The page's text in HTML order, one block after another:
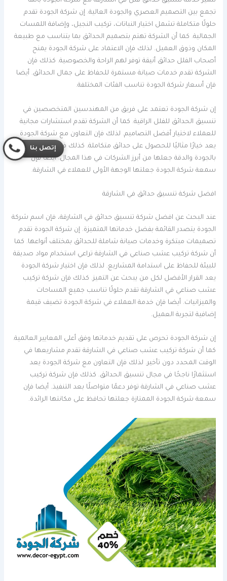
تجمع بين التصميم العصري والجودة العالية. إن شركة الجودة تقدم
حلولًا متكاملة تشمل اختيار النباتات، تركيب النجيل، وإضافة اللمسات
الجمالية. كما أن الشركة تهتم بتصميم الحدائق بما يتناسب مع طبيعة
المكان وذوق العميل. لذلك فإن الاعتماد على شركة الجودة يمنح
أصحاب الفلل حدائق أنيقة توفر لهم الراحة والخصوصية. كذلك فإن
الشركة تقدم خدمات صيانة مستمرة للحفاظ على جمال الحدائق. أيضا
فإن أسعار شركة الجودة تناسب الفئات المختلفة.
إن شركة الجودة تعتمد على فريق من المهندسين المتخصصين في
تنسيق الحدائق للفلل الراقية. كما أن الشركة تقدم استشارات مجانية
للعملاء لاختيار أفضل التصاميم. لذلك فإن التعاون مع شركة الجودة
يعد خيارًا مثاليًا للحصول على حدائق متكاملة. كذلك فإن التزام الشركة
بالجودة والدقة جعلها من أبرز الشركات في هذا المجال. أيضا فإن
سمعة شركة الجودة جعلتها الوجهة الأولى للعملاء في الشارقة.
افضل شركة تنسيق حدائق في الشارقة
عند البحث عن افضل شركة تنسيق حدائق في الشارقة، فإن اسم شركة
الجودة يتصدر القائمة بفضل خدماتها المتميزة. إن شركة الجودة تقدم
تصميمات مبتكرة وخدمات صيانة شاملة للحدائق بمختلف أنواعها. كما
أن شركة تركيب عشب صناعي في الشارقة تراعي استخدام مواد صديقة
للبيئة للحفاظ على استدامة المشاريع. لذلك فإن اختيار شركة الجودة
يعد القرار الأفضل لكل من يبحث عن التميز. كذلك فإن شركة تركيب
عشب صناعي في الشارقة تقدم حلولًا تناسب جميع المساحات
والميزانيات. أيضا فإن خدمة العملاء في شركة الجودة تضيف قيمة
إضافية لتجربة العميل.
إن شركة الجودة تحرص على تقديم خدماتها وفق أعلى المعايير العالمية.
كما أن شركة تركيب عشب صناعي في الشارقة تقدم مشاريعها في
الوقت المحدد دون تأخير. لذلك فإن التعاون مع شركة الجودة يعد
استثمارًا ناجحًا في مجال تنسيق الحدائق. كذلك فإن شركة تركيب
عشب صناعي في الشارقة توفر دعمًا متواصلًا بعد التنفيذ. أيضا فإن
سمعة شركة الجودة الممتازة جعلتها تحافظ على مكانتها الرائدة.
إتصل بنا